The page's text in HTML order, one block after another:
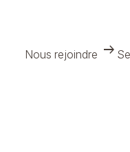
Nous rejoindre arrow_right_alt